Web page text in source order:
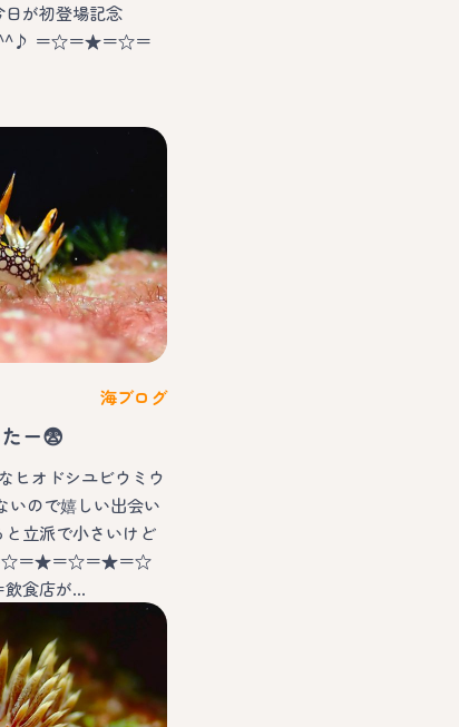
日が初登場記念
(^^♪ ＝☆＝★＝☆＝
海ブログ
ー😨
ヒオドシユビウミウ
いので嬉しい出会い
立派で小さいけど
☆＝★＝☆＝★＝☆
食店が…